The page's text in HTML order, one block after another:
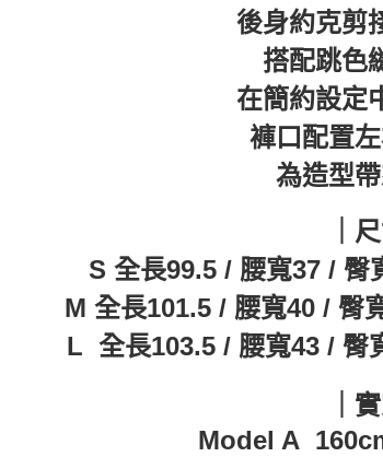
後身約克剪
搭配跳色
在簡約設定
褲口配置
為造型
｜
S 全長99.5 / 腰寬37 / 臀
M 全長101.5 / 腰寬40 / 臀
L 全長103.5 / 腰寬43 / 臀
｜
Model A